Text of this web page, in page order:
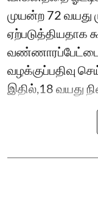
முயன்ற 72 வயது
ஏற்படுத்தியதாக
வண்ணாரப்பேட்டை
வழக்குப்பதிவு
இதில்,18 வயது